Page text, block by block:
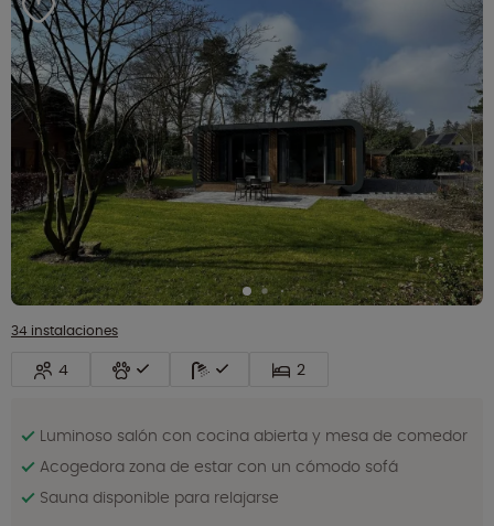
34 instalaciones
4 2
Luminoso salón con cocina abierta y mesa de comedor
Acogedora zona de estar con un cómodo sofá
Sauna disponible para relajarse